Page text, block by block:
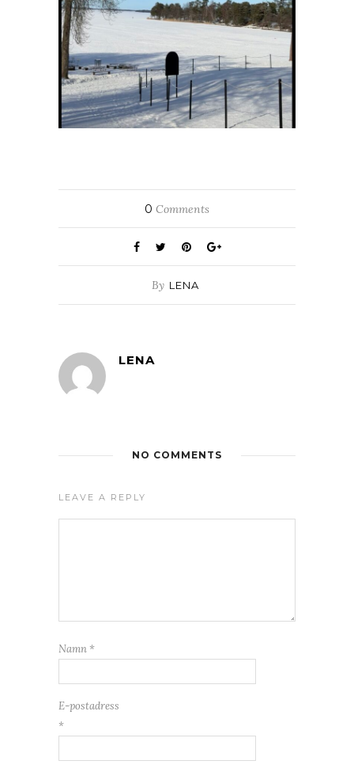
0 Comments
By LENA
LENA
NO COMMENTS
LEAVE A REPLY
Namn *
E-postadress
*